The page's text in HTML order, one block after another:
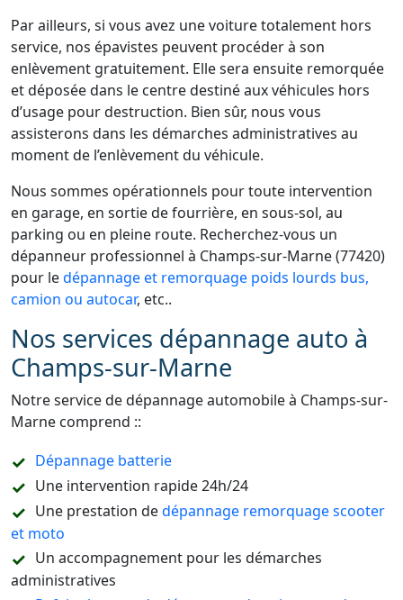
Par ailleurs, si vous avez une voiture totalement hors
service, nos épavistes peuvent procéder à son
enlèvement gratuitement. Elle sera ensuite remorquée
et déposée dans le centre destiné aux véhicules hors
d’usage pour destruction. Bien sûr, nous vous
assisterons dans les démarches administratives au
moment de l’enlèvement du véhicule.
Nous sommes opérationnels pour toute intervention
en garage, en sortie de fourrière, en sous-sol, au
parking ou en pleine route. Recherchez-vous un
dépanneur professionnel à Champs-sur-Marne (77420)
pour ledépannage et remorquage poids lourds bus,
camion ou autocar, etc..
Nos services dépannage auto à
Champs-sur-Marne
Notre service de dépannage automobile à Champs-sur-
Marne comprend ::
Dépannage batterie
Une intervention rapide 24h/24
Une prestation dedépannage remorquage scooter
et moto
Un accompagnement pour les démarches
administratives